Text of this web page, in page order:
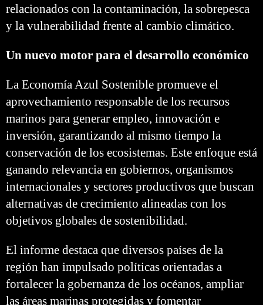
relacionados con la contaminación, la sobrepesca
y la vulnerabilidad frente al cambio climático.
Un nuevo motor para el desarrollo económico
La Economía Azul Sostenible promueve el
aprovechamiento responsable de los recursos
marinos para generar empleo, innovación e
inversión, garantizando al mismo tiempo la
conservación de los ecosistemas. Este enfoque está
ganando relevancia en gobiernos, organismos
internacionales y sectores productivos que buscan
alternativas de crecimiento alineadas con los
objetivos globales de sostenibilidad.
El informe destaca que diversos países de la
región han impulsado políticas orientadas a
fortalecer la gobernanza de los océanos, ampliar
las áreas marinas protegidas y fomentar